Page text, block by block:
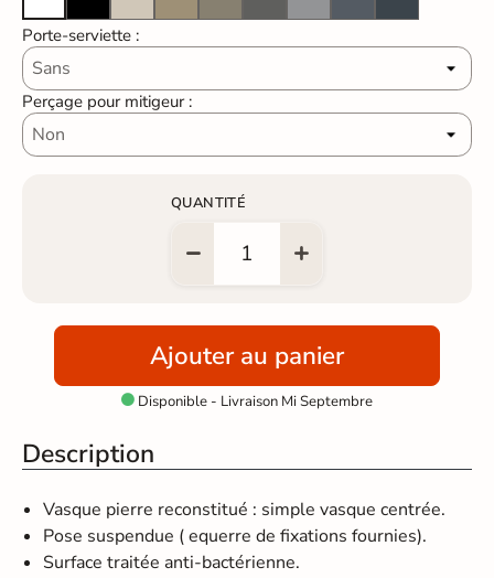
Porte-serviette :
Perçage pour mitigeur :
QUANTITÉ
Ajouter au panier
 Disponible - Livraison Mi Septembre
Description
Vasque pierre reconstitué : simple vasque centrée.
Pose suspendue ( equerre de fixations fournies).
Surface traitée anti-bactérienne.